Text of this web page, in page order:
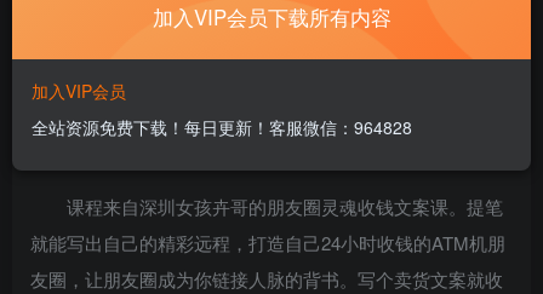
课程介绍：
课程来自深圳女孩卉哥的朋友圈灵魂收钱文案课。提笔
就能写出自己的精彩远程，打造自己24小时收钱的ATM机朋
友圈，让朋友圈成为你链接人脉的背书。写个卖货文案就收
加入VIP会员下载所有内容
加入VIP会员
全站资源免费下载！每日更新！客服微信：964828